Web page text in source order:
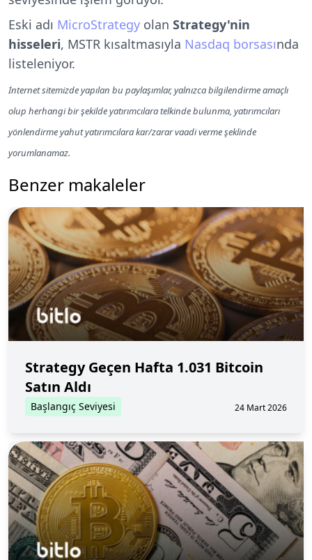
Eski adı MicroStrategy olan Strategy'nin
hisseleri, MSTR kısaltmasıyla Nasdaq borsasında
listeleniyor.
İnternet sitemizde yapılan bu paylaşımlar, yalnızca bilgilendirme amaçlı
olup herhangi bir şekilde yatırımcılara telkinde bulunma, yatırımcıları
yönlendirme yahut yatırımcılara kar/zarar vaadi verme şeklinde
yorumlanamaz.
Benzer makaleler
Strategy Geçen Hafta 1.031 Bitcoin
Satın Aldı
Başlangıç Seviyesi 24 Mart 2026